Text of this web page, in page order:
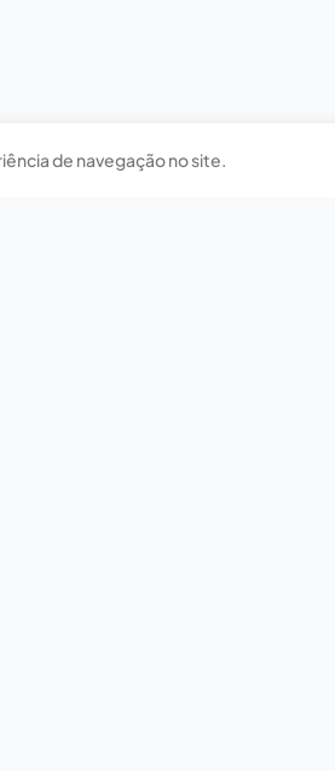
de navegação no site.